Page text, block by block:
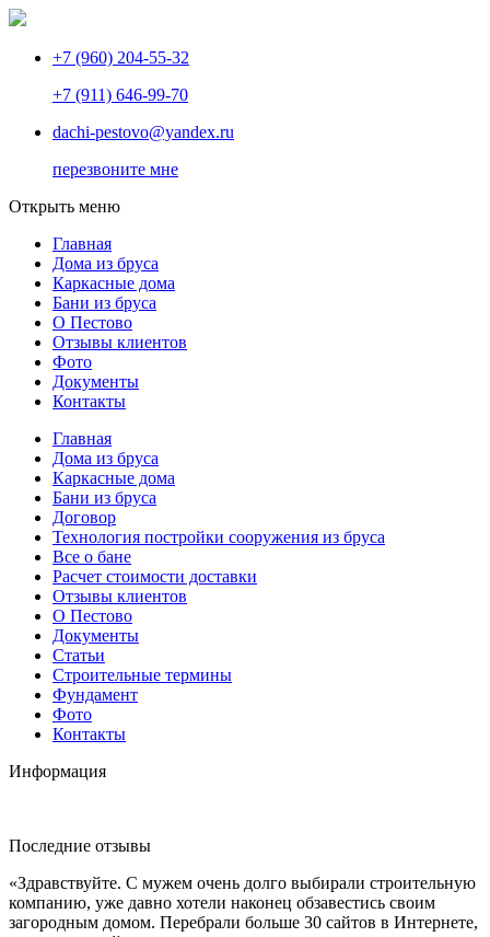
+7 (960) 204-55-32
+7 (911) 646-99-70
dachi-pestovo@yandex.ru
перезвоните мне
Открыть меню
Главная
Дома из бруса
Каркасные дома
Бани из бруса
О Пестово
Отзывы клиентов
Фото
Документы
Контакты
Главная
Дома из бруса
Каркасные дома
Бани из бруса
Договор
Технология постройки сооружения из бруса
Все о бане
Расчет стоимости доставки
Отзывы клиентов
О Пестово
Документы
Статьи
Строительные термины
Фундамент
Фото
Контакты
Информация
Последние отзывы
«Здравствуйте. С мужем очень долго выбирали строительную
компанию, уже давно хотели наконец обзавестись своим
загородным домом. Перебрали больше 30 сайтов в Интернете,